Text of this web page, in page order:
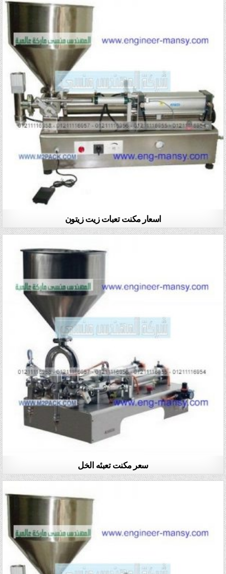
اسعار مكنت تعبات زيت زيتون
سعر مكنت تعبئه الخل